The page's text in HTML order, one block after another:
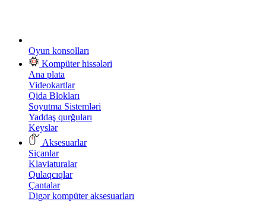
Oyun konsolları
Kompüter hissələri
Ana plata
Videokartlar
Qida Blokları
Soyutma Sistemləri
Yaddaş qurğuları
Keyslər
Aksesuarlar
Siçanlar
Klaviaturalar
Qulaqcıqlar
Çantalar
Digər kompüter aksesuarları